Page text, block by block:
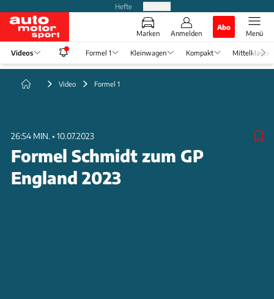
Hefte
Marken Anmelden
Abo
Menü
Videos Formel 1 Kleinwagen Kompakt Mittelklasse
Video Formel 1
26:54 MIN. • 10.07.2023
Formel Schmidt zum GP
England 2023